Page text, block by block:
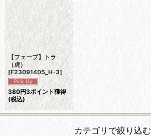
【フェーブ】トラ
（虎）
[F23091405_H-3]
380円3ポイント獲得
(税込)
カテゴリで絞り込む